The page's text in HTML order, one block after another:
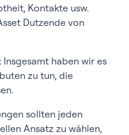
Kontakte usw.
Dutzende von
: Insgesamt haben wir es
zu tun, die
sollten jeden
Ansatz zu wählen,